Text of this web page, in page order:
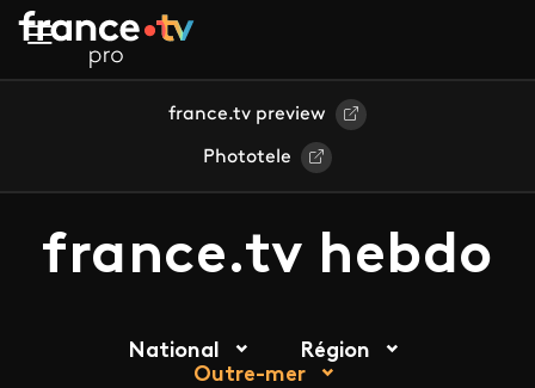
Aller au contenu principal
france.tv preview
Phototele
france.tv hebdo
National
Région
Outre-mer